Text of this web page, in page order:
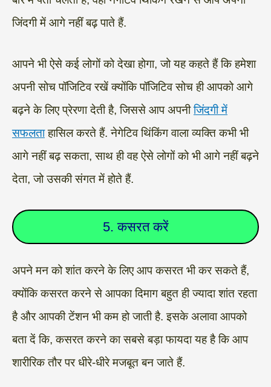
जिंदगी में आगे नहीं बढ़ पाते हैं.
आपने भी ऐसे कई लोगों को देखा होगा, जो यह कहते हैं कि हमेशा
अपनी सोच पॉजिटिव रखें क्योंकि पॉजिटिव सोच ही आपको आगे
बढ़ने के लिए प्रेरणा देती है, जिससे आप अपनीजिंदगी में
सफलताहासिल करते हैं. नेगेटिव थिंकिंग वाला व्यक्ति कभी भी
आगे नहीं बढ़ सकता, साथ ही वह ऐसे लोगों को भी आगे नहीं बढ़ने
देता, जो उसकी संगत में होते हैं.
5. कसरत करें
अपने मन को शांत करने के लिए आप कसरत भी कर सकते हैं,
क्योंकि कसरत करने से आपका दिमाग बहुत ही ज्यादा शांत रहता
है और आपकी टेंशन भी कम हो जाती है. इसके अलावा आपको
बता दें कि, कसरत करने का सबसे बड़ा फायदा यह है कि आप
शारीरिक तौर पर धीरे-धीरे मजबूत बन जाते हैं.